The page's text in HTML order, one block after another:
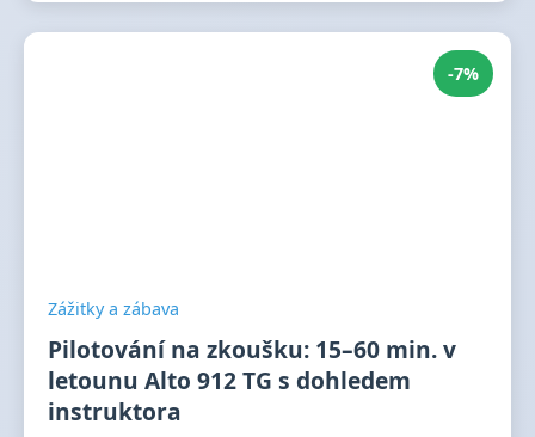
-7%
Zážitky a zábava
Pilotování na zkoušku: 15–60 min. v
letounu Alto 912 TG s dohledem
instruktora